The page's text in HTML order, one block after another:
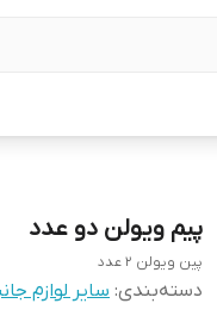
پیم ویولن دو عدد
پین ویولن 2 عدد
دسته‌بندی: سایر لوازم